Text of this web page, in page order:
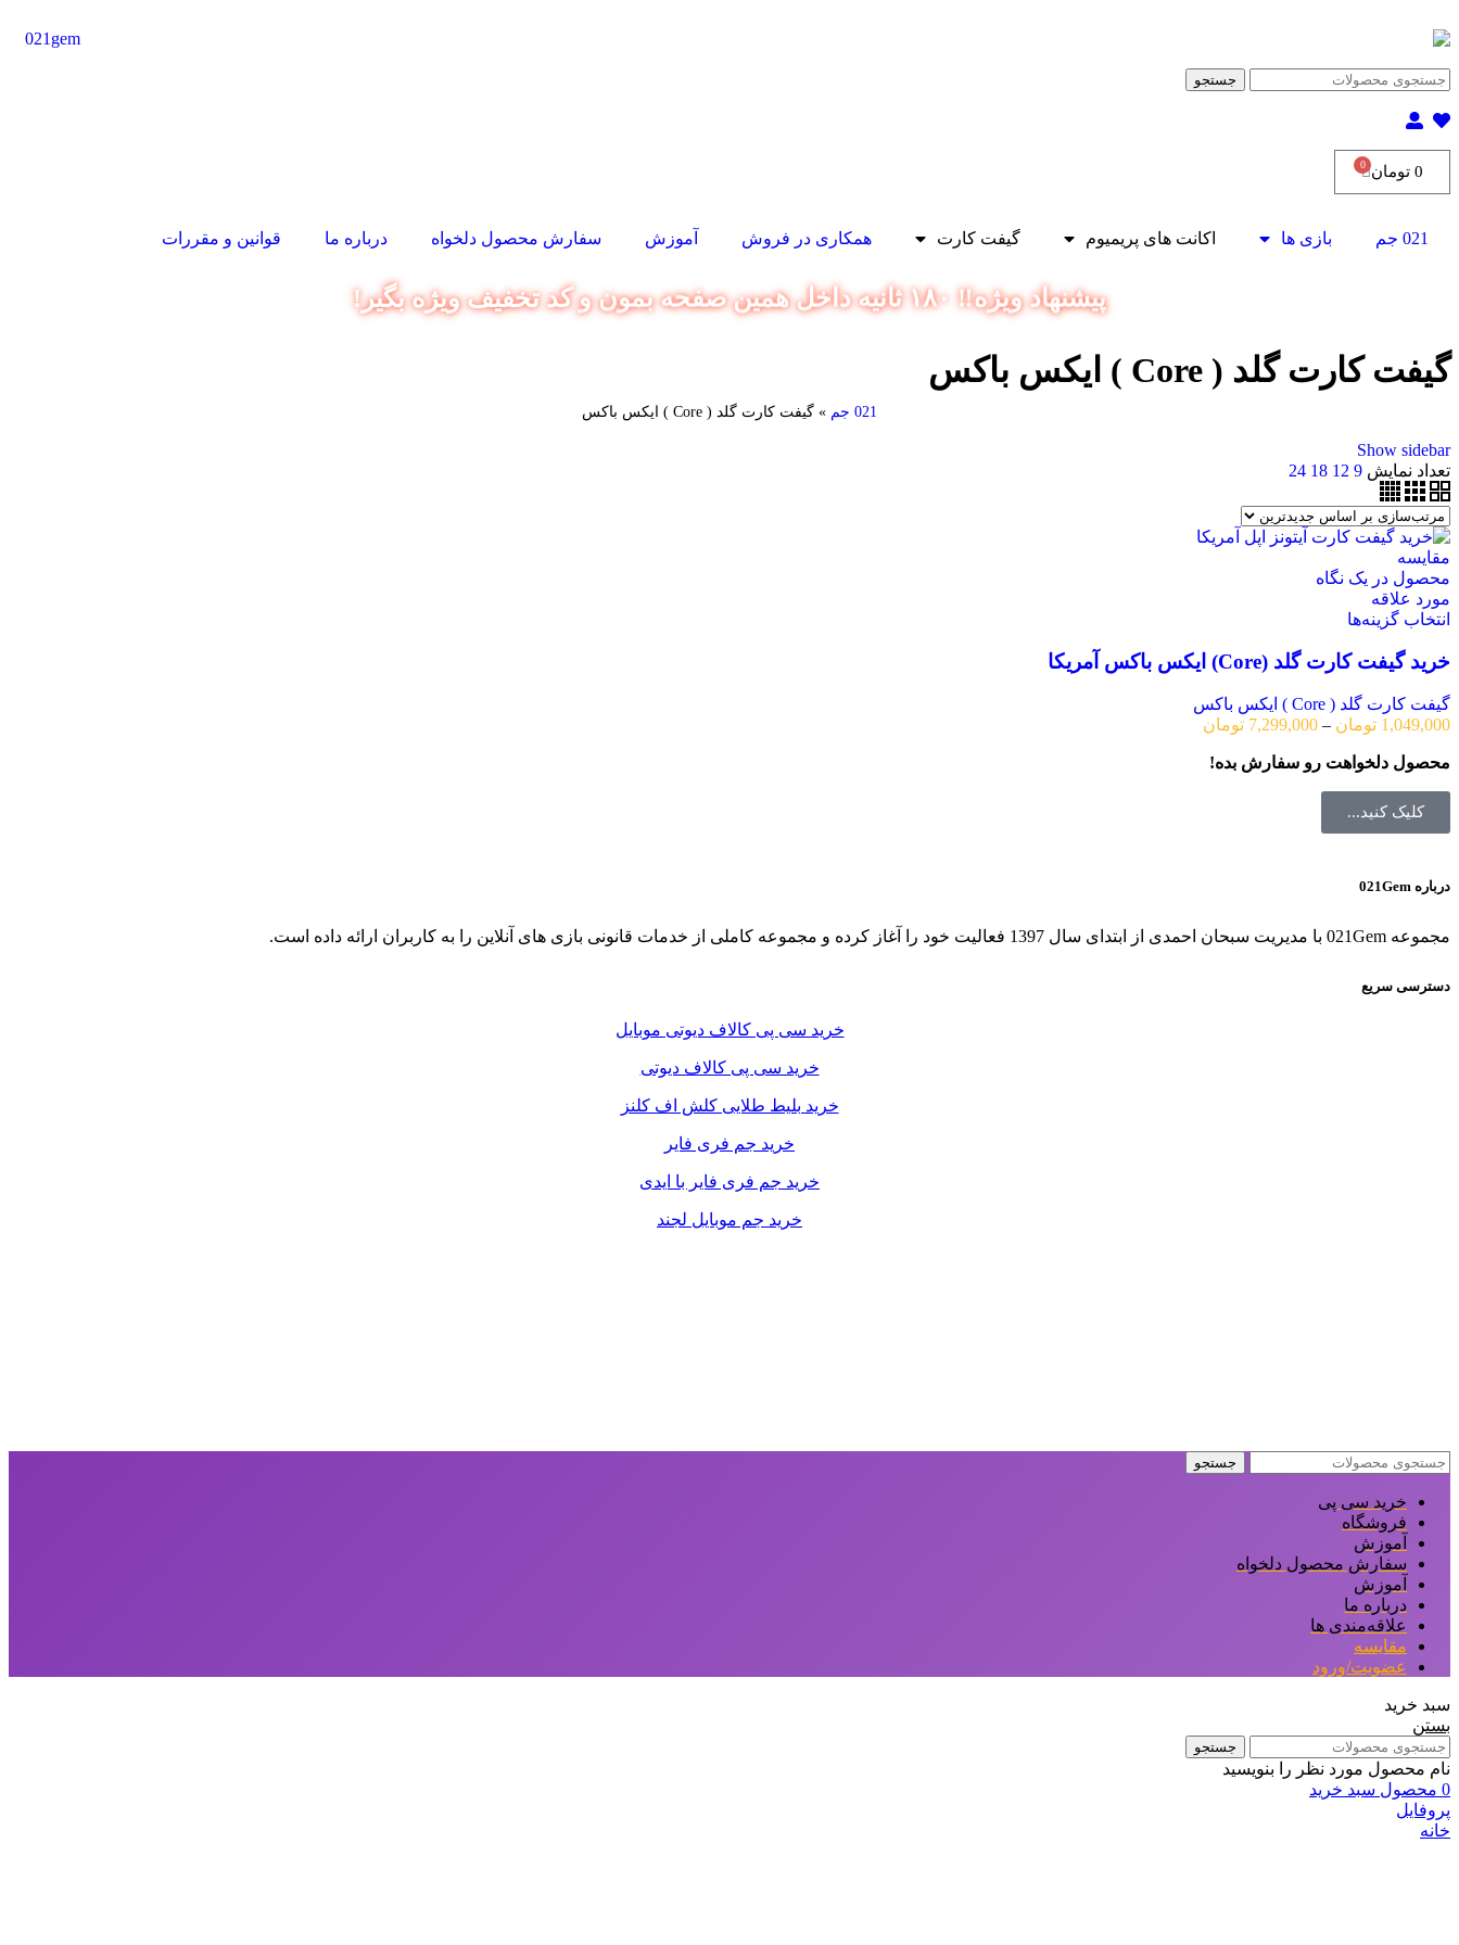
جستجو
0 تومان 0
021 جم بازی ها اکانت های پریمیوم گیفت کارت همکاری در فروش آموزش سفارش محصول دلخواه درباره ما قوانین و مقررات
پیشنهاد ویژه‼️ ۱۸۰ ثانیه داخل همین صفحه بمون و کد تخفیف ویژه بگیر!
گیفت کارت گلد ( Core ) ایکس باکس
021 جم » گیفت کارت گلد ( Core ) ایکس باکس
Show sidebar
تعداد نمایش 9
12
18
24
مقایسه
محصول در یک نگاه
مورد علاقه
انتخاب گزینه‌ها
خرید گیفت کارت گلد (Core) ایکس باکس آمریکا
گیفت کارت گلد ( Core ) ایکس باکس
1,049,000 تومان –
7,299,000 تومان
محصول دلخواهت رو سفارش بده!
کلیک کنید...
درباره 021Gem
مجموعه 021Gem با مدیریت سبحان احمدی از ابتدای سال 1397 فعالیت خود را آغاز کرده و مجموعه کاملی از خدمات قانونی بازی های آنلاین را به کاربران ارائه داده است.
دسترسی سریع
خرید سی پی کالاف دیوتی موبایل
خرید سی پی کالاف دیوتی
خرید بلیط طلایی کلش اف کلنز
خرید جم فری فایر
خرید جم فری فایر با ایدی
خرید جم موبایل لجند
جستجو
خرید سی پی
فروشگاه
آموزش
سفارش محصول دلخواه
آموزش
درباره ما
علاقه‌مندی ها
مقایسه
عضویت/ورود
سبد خرید
بستن
جستجو
نام محصول مورد نظر را بنویسید
0 محصول سبد خرید
پروفایل
خانه